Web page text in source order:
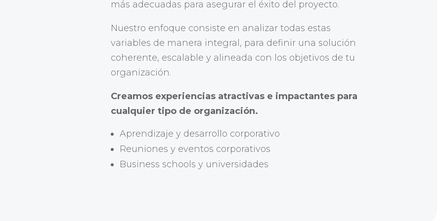
más adecuadas para asegurar el éxito del proyecto.
Nuestro enfoque consiste en analizar todas estas
variables de manera integral, para definir una solución
coherente, escalable y alineada con los objetivos de tu
organización.
Creamos experiencias atractivas e impactantes para
cualquier tipo de organización.
Aprendizaje y desarrollo corporativo
Reuniones y eventos corporativos
Business schools y universidades